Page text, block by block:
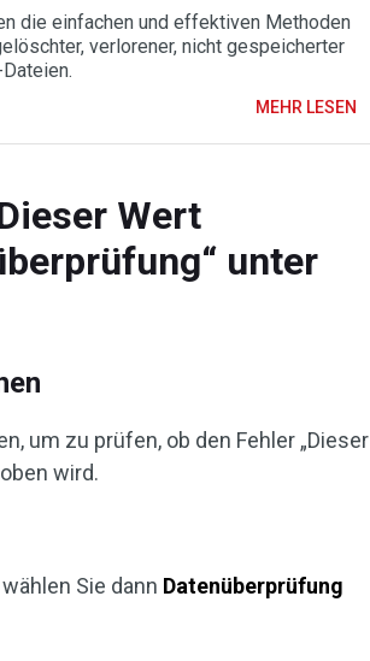
die einfachen und effektiven Methoden
verlorener, nicht gespeicherter
MEHR LESEN
Wert
unter
um zu prüfen, ob den Fehler „Dieser
wird.
Sie dann Datenüberprüfung